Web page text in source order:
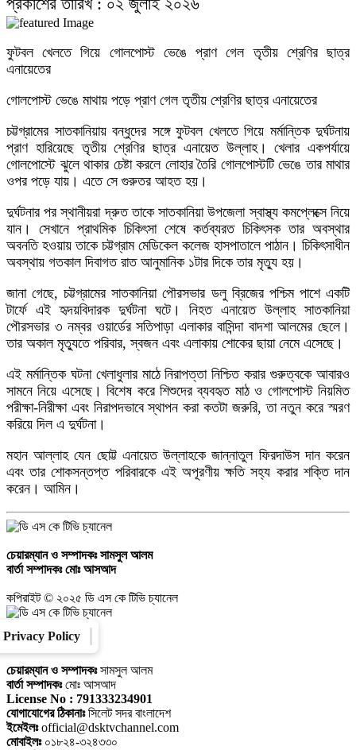
৭
১ দফার ঘোষক হয়ে কেমন লাগছে, জনাব তারেক রহমান?’— প্রশ্ন সারজিস আলমের
৮
যে ডকুমেন্টারিতে আবু সাঈদের ছবি নেই, সেটা কোনো ডকুমেন্টারি নয়: ভারপ্রাপ্ত রাষ্ট্রপতি
৯
তারা নাকি ডিসেম্বরে দেশে আসবে, আসেন—রাজপথে দেখা হবে: ভারপ্রাপ্ত রাষ্ট্রপতি
১০
ক্ষমতার পালাবদলে বিএনপিও আগের সরকারের পথেই হাঁটছে: সারজিস আলম
ফুটবল খেলতে গিয়ে গোলপোস্ট ভেঙে প্রাণ গেল তৃতীয় শ্রেণির ছাত্র
এনায়েতের
গোলপোস্ট ভেঙে মাথায় পড়ে প্রাণ গেল তৃতীয় শ্রেণির ছাত্র এনায়েতের
চট্টগ্রামের সাতকানিয়ায় বন্ধুদের সঙ্গে ফুটবল খেলতে গিয়ে মর্মান্তিক দুর্ঘটনায়
প্রাণ হারিয়েছে তৃতীয় শ্রেণির ছাত্র এনায়েত উল্লাহ। খেলার একপর্যায়ে
গোলপোস্টে ঝুলে থাকার চেষ্টা করলে লোহার তৈরি গোলপোস্টটি ভেঙে তার মাথার
ওপর পড়ে যায়। এতে সে গুরুতর আহত হয়।
দুর্ঘটনার পর স্থানীয়রা দ্রুত তাকে সাতকানিয়া উপজেলা স্বাস্থ্য কমপ্লেক্সে নিয়ে
যান। সেখানে প্রাথমিক চিকিৎসা শেষে কর্তব্যরত চিকিৎসক তার অবস্থার
অবনতি হওয়ায় তাকে চট্টগ্রাম মেডিকেল কলেজ হাসপাতালে পাঠান। চিকিৎসাধীন
অবস্থায় গতকাল দিবাগত রাত আনুমানিক ১টার দিকে তার মৃত্যু হয়।
জানা গেছে, চট্টগ্রামের সাতকানিয়া পৌরসভার ডলু ব্রিজের পশ্চিম পাশে একটি
টার্ফে এই হৃদয়বিদারক দুর্ঘটনা ঘটে। নিহত এনায়েত উল্লাহ সাতকানিয়া
পৌরসভার ৩ নম্বর ওয়ার্ডের সতিপাড়া এলাকার বাসিন্দা বাদশা আলমের ছেলে।
তার অকাল মৃত্যুতে পরিবার, স্বজন এবং এলাকায় শোকের ছায়া নেমে এসেছে।
এই মর্মান্তিক ঘটনা খেলাধুলার মাঠে নিরাপত্তা নিশ্চিত করার গুরুত্বকে আবারও
সামনে নিয়ে এসেছে। বিশেষ করে শিশুদের ব্যবহৃত মাঠ ও গোলপোস্ট নিয়মিত
পরীক্ষা-নিরীক্ষা এবং নিরাপদভাবে স্থাপন করা কতটা জরুরি, তা নতুন করে স্মরণ
করিয়ে দিল এ দুর্ঘটনা।
মহান আল্লাহ যেন ছোট্ট এনায়েত উল্লাহকে জান্নাতুল ফিরদাউস দান করেন
এবং তার শোকসন্তপ্ত পরিবারকে এই অপূরণীয় ক্ষতি সহ্য করার শক্তি দান
করেন। আমিন।
চেয়ারম্যান ও সম্পাদকঃসামসুল আলম
বার্তা সম্পাদকঃমোঃ আসআদ
কপিরাইট © ২০২৫ ডি এস কে টিভি চ্যানেল
Privacy Policy
চেয়ারম্যান ও সম্পাদকঃসামসুল আলম
বার্তা সম্পাদকঃমোঃ আসআদ
License No : 791333234901
যোগাযোগের ঠিকানাঃসিলেট সদর বাংলাদেশ
ইমেইলঃofficial@dsktvchannel.com
মোবাইলঃ০১৮২৪-৩২৪৩৩০